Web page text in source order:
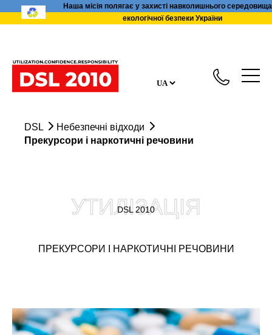
Наша місія полягає у захисті навколишнього
екологічної безпеки України
DSL
Небезпечні відходи
Прекурсори і наркотичні речовини
DSL 2010
УТИЛІЗАЦІЯ
ПРЕКУРСОРИ І НАРКОТИЧНІ РЕЧОВИНИ